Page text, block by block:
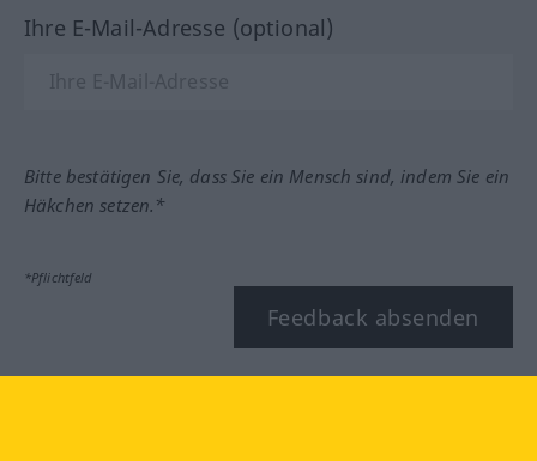
Ihre E-Mail-Adresse (optional)
Bitte bestätigen Sie, dass Sie ein Mensch sind, indem Sie ein
Häkchen setzen.*
*Pflichtfeld
Feedback absenden